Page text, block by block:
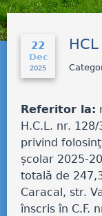
22
Dec
2025
Referitor la:
H.C.L. nr.
privind
școlar 2025-
totală de
Caracal, str.
înscris în C.F.